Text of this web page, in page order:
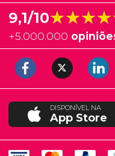
9,1/10
+5.000.000
DISPONÍVEL NA
App Store